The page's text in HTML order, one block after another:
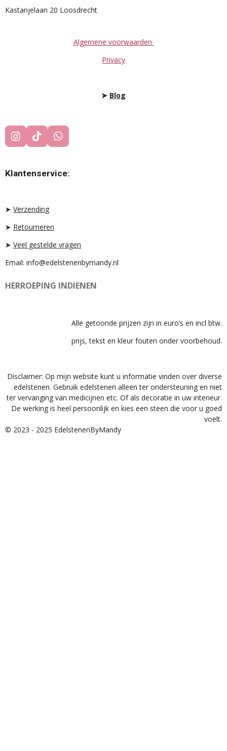
Kastanjelaan 20 Loosdrecht
Algemene voorwaarden
Privacy
➤ Blog
I
N
T
A
A
T
I
T
O
W
H
T
S
Klantenservice:
➤ Verzending
➤ Retourneren
➤ Veel gestelde vragen
Email: info@edelstenenbymandy.nl
HERROEPING INDIENEN
Alle getoonde prijzen zijn in euro’s en incl btw.
prijs, tekst en kleur fouten onder voorbehoud.
Disclaimer: Op mijn website kunt u informatie vinden over diverse
edelstenen. Gebruik edelstenen alleen ter ondersteuning en niet
ter vervanging van medicijnen etc. Of als decoratie in uw interieur.
De werking is heel persoonlijk en kies een steen die voor u goed
voelt.
© 2023 - 2025 EdelstenenByMandy